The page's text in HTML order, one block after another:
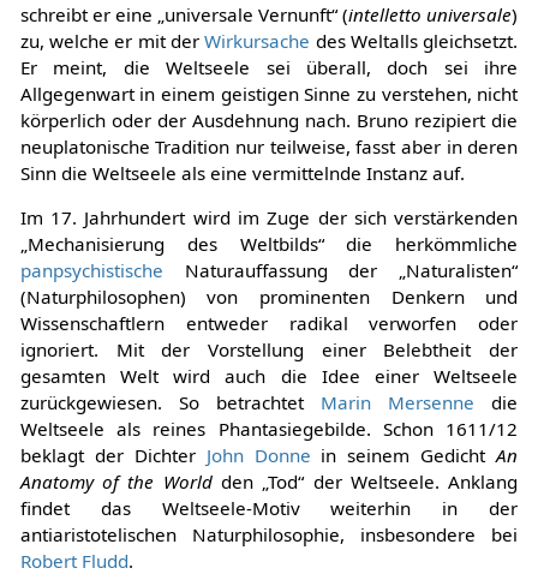
schreibt er eine „universale Vernunft“ (intelletto universale)
zu, welche er mit derWirkursache des Weltalls gleichsetzt.
Er meint, die Weltseele sei überall, doch sei ihre
Allgegenwart in einem geistigen Sinne zu verstehen, nicht
körperlich oder der Ausdehnung nach. Bruno rezipiert die
neuplatonische Tradition nur teilweise, fasst aber in deren
Sinn die Weltseele als eine vermittelnde Instanz auf.
Im 17. Jahrhundert wird im Zuge der sich verstärkenden
„Mechanisierung des Weltbilds“ die herkömmliche
panpsychistische Naturauffassung der „Naturalisten“
(Naturphilosophen) von prominenten Denkern und
Wissenschaftlern entweder radikal verworfen oder
ignoriert. Mit der Vorstellung einer Belebtheit der
gesamten Welt wird auch die Idee einer Weltseele
zurückgewiesen. So betrachtet Marin Mersenne die
Weltseele als reines Phantasiegebilde. Schon 1611/12
beklagt der Dichter John Donne in seinem GedichtAn
Anatomy of the Worldden „Tod“ der Weltseele. Anklang
findet das Weltseele-Motiv weiterhin in der
antiaristotelischen Naturphilosophie, insbesondere bei
Robert Fludd.